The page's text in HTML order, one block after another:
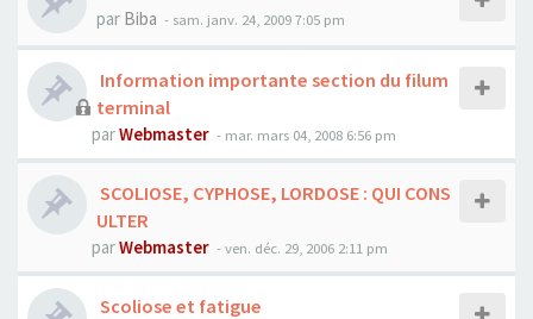
par Biba - sam. janv. 24, 2009 7:05 pm
Information importante section du filum
terminal
parWebmaster - mar. mars 04, 2008 6:56 pm
SCOLIOSE, CYPHOSE, LORDOSE : QUI CONS
ULTER
parWebmaster - ven. déc. 29, 2006 2:11 pm
Scoliose et fatigue